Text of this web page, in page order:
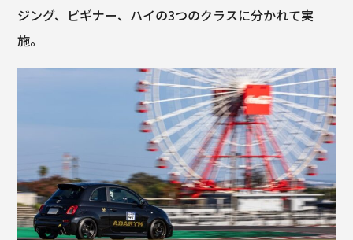
ジング、ビギナー、ハイの3つのクラスに分かれて実
施。